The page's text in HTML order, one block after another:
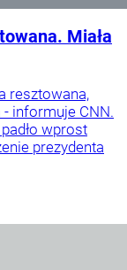
Miała
resztowana,
- informuje CNN.
wprost
prezydenta